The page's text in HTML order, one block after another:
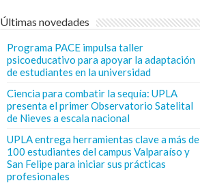
Últimas novedades
Programa PACE impulsa taller
psicoeducativo para apoyar la adaptación
de estudiantes en la universidad
Ciencia para combatir la sequía: UPLA
presenta el primer Observatorio Satelital
de Nieves a escala nacional
UPLA entrega herramientas clave a más de
100 estudiantes del campus Valparaíso y
San Felipe para iniciar sus prácticas
profesionales